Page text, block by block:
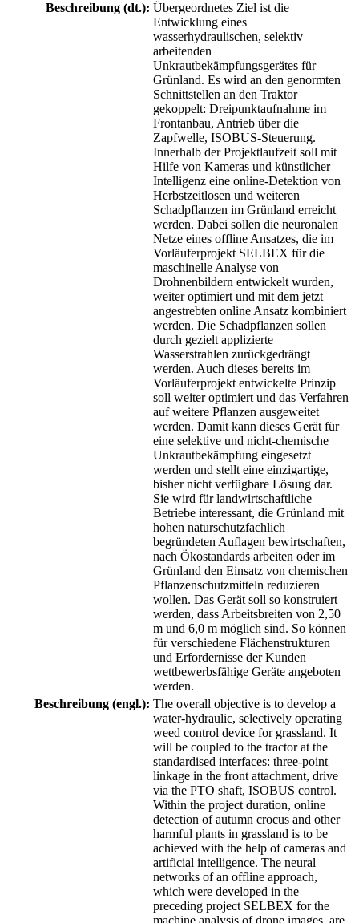
Beschreibung (dt.): Übergeordnetes Ziel ist die
Entwicklung eines
wasserhydraulischen, selektiv
arbeitenden
Unkrautbekämpfungsgerätes für
Grünland. Es wird an den genormten
Schnittstellen an den Traktor
gekoppelt: Dreipunktaufnahme im
Frontanbau, Antrieb über die
Zapfwelle, ISOBUS-Steuerung.
Innerhalb der Projektlaufzeit soll mit
Hilfe von Kameras und künstlicher
Intelligenz eine online-Detektion von
Herbstzeitlosen und weiteren
Schadpflanzen im Grünland erreicht
werden. Dabei sollen die neuronalen
Netze eines offline Ansatzes, die im
Vorläuferprojekt SELBEX für die
maschinelle Analyse von
Drohnenbildern entwickelt wurden,
weiter optimiert und mit dem jetzt
angestrebten online Ansatz kombiniert
werden. Die Schadpflanzen sollen
durch gezielt applizierte
Wasserstrahlen zurückgedrängt
werden. Auch dieses bereits im
Vorläuferprojekt entwickelte Prinzip
soll weiter optimiert und das Verfahren
auf weitere Pflanzen ausgeweitet
werden. Damit kann dieses Gerät für
eine selektive und nicht-chemische
Unkrautbekämpfung eingesetzt
werden und stellt eine einzigartige,
bisher nicht verfügbare Lösung dar.
Sie wird für landwirtschaftliche
Betriebe interessant, die Grünland mit
hohen naturschutzfachlich
begründeten Auflagen bewirtschaften,
nach Ökostandards arbeiten oder im
Grünland den Einsatz von chemischen
Pflanzenschutzmitteln reduzieren
wollen. Das Gerät soll so konstruiert
werden, dass Arbeitsbreiten von 2,50
m und 6,0 m möglich sind. So können
für verschiedene Flächenstrukturen
und Erfordernisse der Kunden
wettbewerbsfähige Geräte angeboten
werden.
Beschreibung (engl.): The overall objective is to develop a
water-hydraulic, selectively operating
weed control device for grassland. It
will be coupled to the tractor at the
standardised interfaces: three-point
linkage in the front attachment, drive
via the PTO shaft, ISOBUS control.
Within the project duration, online
detection of autumn crocus and other
harmful plants in grassland is to be
achieved with the help of cameras and
artificial intelligence. The neural
networks of an offline approach,
which were developed in the
preceding project SELBEX for the